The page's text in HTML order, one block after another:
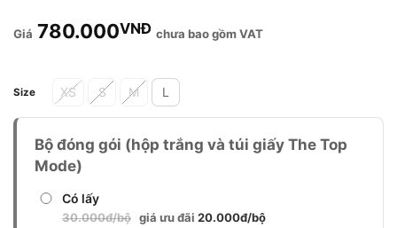
780.000VNĐ chưa bao gồm VAT
Size XS S M L
Bộ đóng gói (hộp trắng và túi giấy The Top
Mode)
Có lấy
30.000đ/bộ giá ưu đãi 20.000đ/bộ
Alternative: